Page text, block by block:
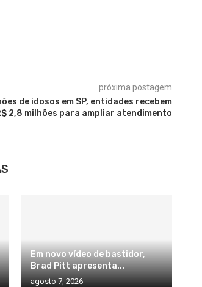
próxima postagem
de idosos em SP, entidades recebem
2,8 milhões para ampliar atendimento
Em novo vídeo de bastidor,
Brad Pitt apresenta...
agosto 7, 2026